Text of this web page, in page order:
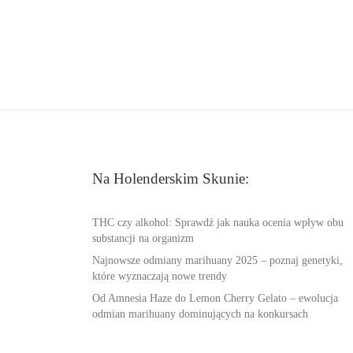
Na Holenderskim Skunie:
THC czy alkohol: Sprawdź jak nauka ocenia wpływ obu
substancji na organizm
Najnowsze odmiany marihuany 2025 – poznaj genetyki,
które wyznaczają nowe trendy
Od Amnesia Haze do Lemon Cherry Gelato – ewolucja
odmian marihuany dominujących na konkursach